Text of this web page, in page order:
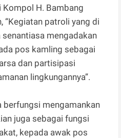
H. Bambang
“Kegiatan patroli yang di
mengadakan
pos kamling sebagai
dan partisipasi
lingkungannya”.
berfungsi mengamankan
juga sebagai fungsi
kepada awak pos